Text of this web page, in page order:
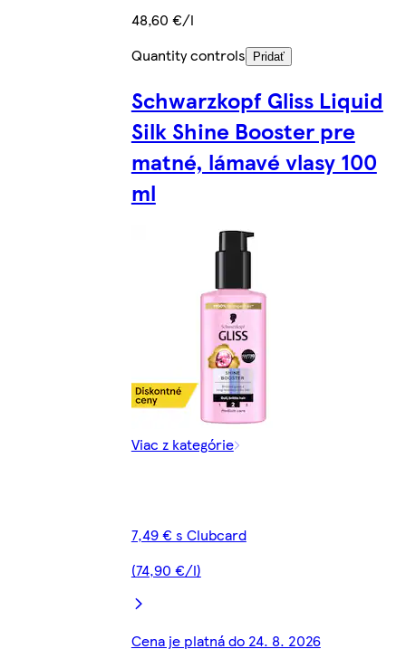
48,60 €/l
Quantity controls
Pridať
Schwarzkopf Gliss Liquid
Silk Shine Booster pre
matné, lámavé vlasy 100
ml
Viac z kategórie
7,49 € s Clubcard
(74,90 €/l)
Cena je platná do 24. 8. 2026